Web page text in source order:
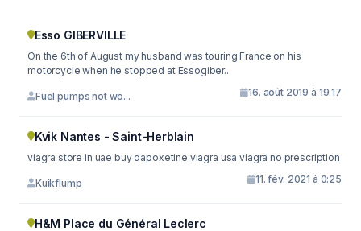
Esso GIBERVILLE
On the 6th of August my husband was touring France on his
motorcycle when he stopped at Essogiber...
Fuel pumps not wo... 16. août 2019 à 19:17
Kvik Nantes - Saint-Herblain
viagra store in uae buy dapoxetine viagra usa viagra no prescription
Kuikflump 11. fév. 2021 à 0:25
H&M Place du Général Leclerc